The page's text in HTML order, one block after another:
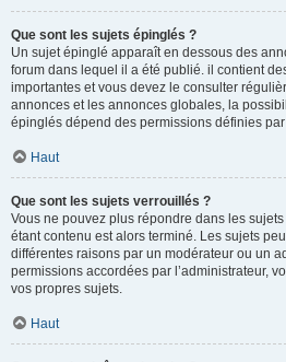
Que sont les sujets épinglés ?
Un sujet épinglé apparaît en dessous des
forum dans lequel il a été publié. il contient
importantes et vous devez le consulter
annonces et les annonces globales, la
épinglés dépend des permissions définies par
Haut
Que sont les sujets verrouillés ?
Vous ne pouvez plus répondre dans les
étant contenu est alors terminé. Les sujets
différentes raisons par un modérateur ou un
permissions accordées par l’administrateur,
vos propres sujets.
Haut